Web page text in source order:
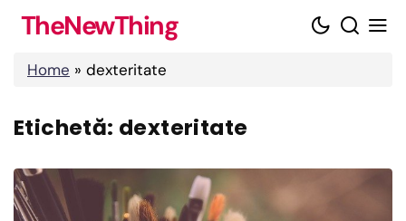
Skip
content
TheNewThing
Home » dexteritate
Etichetă: dexteritate